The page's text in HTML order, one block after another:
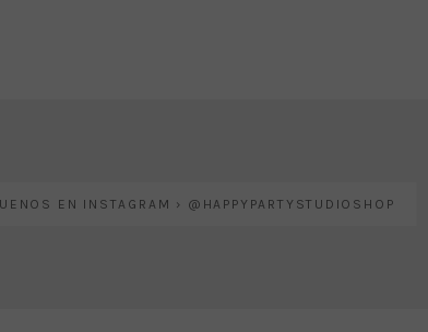
EN INSTAGRAM › @HAPPYPARTYSTUDIOSHOP